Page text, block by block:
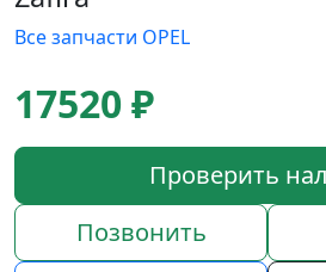
Все запчасти OPEL
17520 ₽
Проверить
Позвонить